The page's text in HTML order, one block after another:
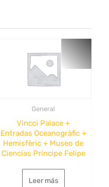
General
Vincci Palace +
Entradas Oceanogràfic +
Hemisfèric + Museo de
Ciencias Príncipe Felipe
Leer más